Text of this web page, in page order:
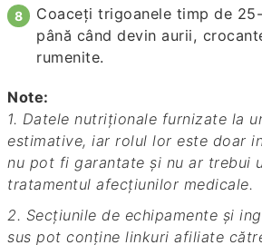
Coaceți trigoanele timp de
până când devin aurii,
rumenite.
Note:
1. Datele nutriționale furnizate la unele rețete sunt
estimative, iar rolul lor este doar
nu pot fi garantate și nu ar trebui
tratamentul afecțiunilor medicale.
2. Secțiunile de echipamente și ingrediente de mai
sus pot conține linkuri afiliate